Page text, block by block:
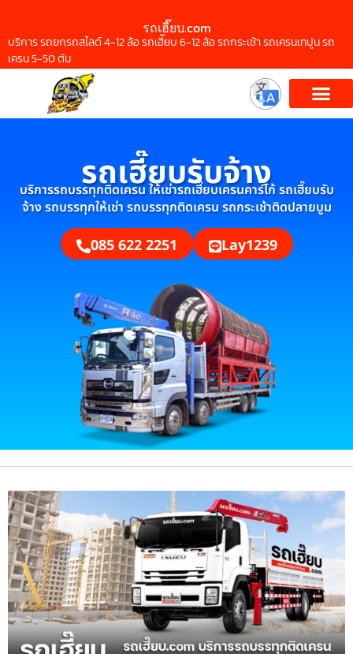
รถเฮี๊ยบ.com
บริการ รถยกรถสไลด์ 4-12 ล้อ รถเฮี๊ยบ 6-12 ล้อ รถกระเช้า รถเครนเทปูน รถ
เครน 5-50 ตัน
รถเฮี๊ยบรับจ้าง
บริการรถบรรทุกติดเครน ให้เช่ารถเฮี๊ยบเครนคาร์โก้ รถเฮี๊ยบรับ
จ้าง รถบรรทุกให้เช่า รถบรรทุกติดเครน รถกระเช้าติดปลายบูม
085 622 2251 Lay1239